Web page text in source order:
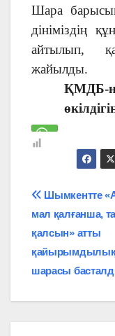
Шара
дініміздің
айтылып,
жайылды.
ҚМДБ-
по
Шымкентте
мал қалғанша,
қалсын» атты
шарасы